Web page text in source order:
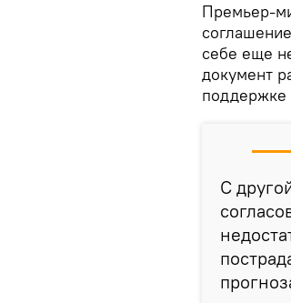
Премьер-
себе еще
документ
поддержке
С